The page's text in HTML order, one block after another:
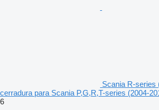
Scania R-series
cerradura para Scania P,G,R,T-series (2004-
6